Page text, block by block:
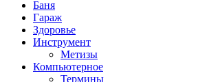
Баня
Гараж
Здоровье
Инструмент
Метизы
Компьютерное
Термины